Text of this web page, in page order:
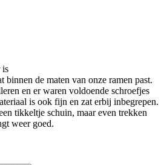
is
de maten van onze ramen past.
en er waren voldoende schroefjes
is ook fijn en zat erbij inbegrepen.
tikkeltje schuin, maar even trekken
weer goed.